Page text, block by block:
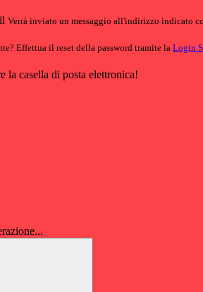
Verrà inviato un messaggio all'indirizzo indicato
Effettua il reset della password tramite la Login
la casella di posta elettronica!